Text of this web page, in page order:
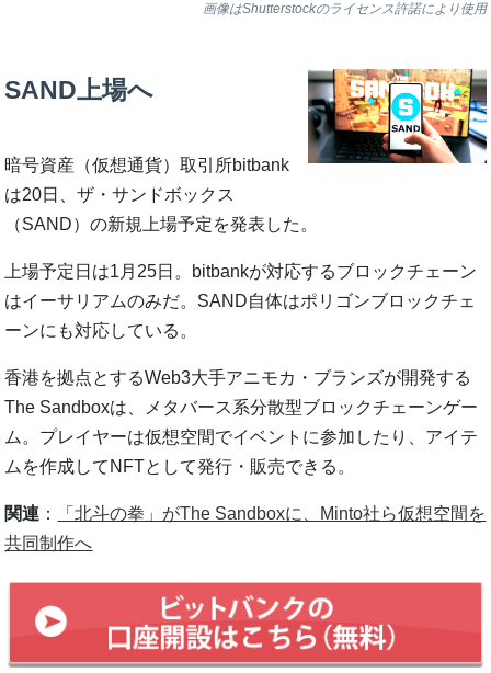
画像はShutterstockのライセンス許諾により使用
SAND上場へ
暗号資産（仮想通貨）取引所bitbank
は20日、ザ・サンドボックス
（SAND）の新規上場予定を発表した。
上場予定日は1月25日。bitbankが対応するブロックチェーン
はイーサリアムのみだ。SAND自体はポリゴンブロックチェ
ーンにも対応している。
香港を拠点とするWeb3大手アニモカ・ブランズが開発する
The Sandboxは、メタバース系分散型ブロックチェーンゲー
ム。プレイヤーは仮想空間でイベントに参加したり、アイテ
ムを作成してNFTとして発行・販売できる。
関連 ：
「北斗の拳」がThe Sandboxに、Minto社ら仮想空間を
共同制作へ